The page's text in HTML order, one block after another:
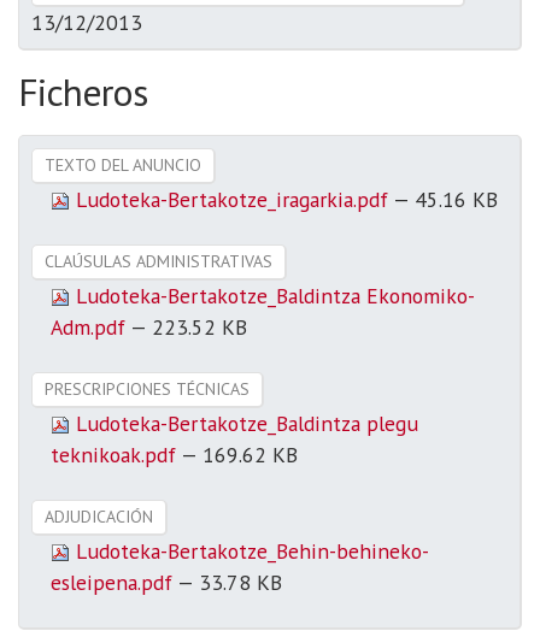
13/12/2013
Ficheros
TEXTO DEL ANUNCIO
Ludoteka-Bertakotze_iragarkia.pdf — 45.16 KB
CLAÚSULAS ADMINISTRATIVAS
Ludoteka-Bertakotze_Baldintza Ekonomiko-
Adm.pdf — 223.52 KB
PRESCRIPCIONES TÉCNICAS
Ludoteka-Bertakotze_Baldintza plegu
teknikoak.pdf — 169.62 KB
ADJUDICACIÓN
Ludoteka-Bertakotze_Behin-behineko-
esleipena.pdf — 33.78 KB